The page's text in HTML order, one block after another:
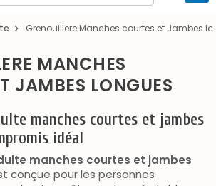
chevron_right Grenouillere Manches courtes et Jambes
MANCHES
JAMBES LONGUES
manches courtes et jambes
idéal
manches courtes et jambes
conçue pour les personnes